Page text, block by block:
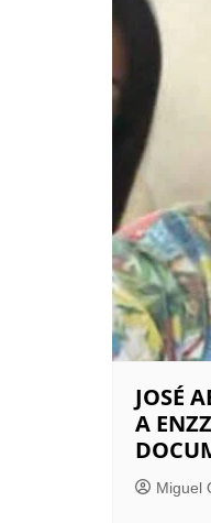
JOSÉ
A
Miguel